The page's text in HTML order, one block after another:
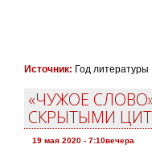
Источник: Год литературы
«ЧУЖОЕ
СКРЫТЫМИ
19 мая 2020 - 7:10вечера